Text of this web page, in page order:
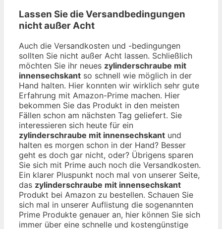
Lassen Sie die Versandbedingungen
nicht außer Acht
Auch die Versandkosten und -bedingungen
sollten Sie nicht außer Acht lassen. Schließlich
möchten Sie ihr neues zylinderschraube mit
innensechskant so schnell wie möglich in der
Hand halten. Hier konnten wir wirklich sehr gute
Erfahrung mit Amazon-Prime machen. Hier
bekommen Sie das Produkt in den meisten
Fällen schon am nächsten Tag geliefert. Sie
interessieren sich heute für ein
zylinderschraube mit innensechskant und
halten es morgen schon in der Hand? Besser
geht es doch gar nicht, oder? Übrigens sparen
Sie sich mit Prime auch noch die Versandkosten.
Ein klarer Pluspunkt noch mal von unserer Seite,
das zylinderschraube mit innensechskant
Produkt bei Amazon zu bestellen. Schauen Sie
sich mal in unserer Auflistung die sogenannten
Prime Produkte genauer an, hier können Sie sich
immer über eine schnelle und kostengünstige